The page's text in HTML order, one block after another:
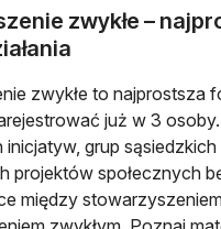
zwykłe –
zwykłe to najprostsza
już w 3 osoby.
inicjatyw, grup
projektów społecznych
między